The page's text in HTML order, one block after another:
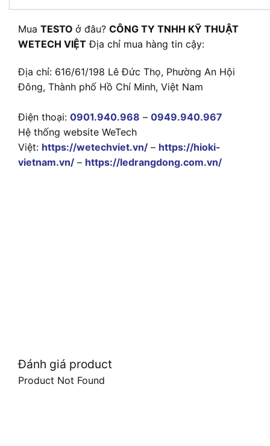
Mua TESTO ở đâu? CÔNG TY TNHH KỸ THUẬT
WETECH VIỆT Địa chỉ mua hàng tin cậy:
Địa chỉ: 616/61/198 Lê Đức Thọ, Phường An Hội
Đông, Thành phố Hồ Chí Minh, Việt Nam
Điện thoại: 0901.940.968 – 0949.940.967
Hệ thống website WeTech
Việt: https://wetechviet.vn/ – https://hioki-
vietnam.vn/ – https://ledrangdong.com.vn/
Đánh giá product
Product Not Found